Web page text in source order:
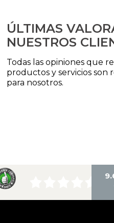
ÚLTIMAS
NUESTROS
Todas las opiniones que
productos y servicios son
para nosotros.